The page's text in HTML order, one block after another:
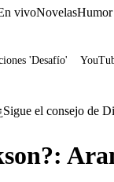
vivoNovelasHumor
'Desafío'
el consejo de